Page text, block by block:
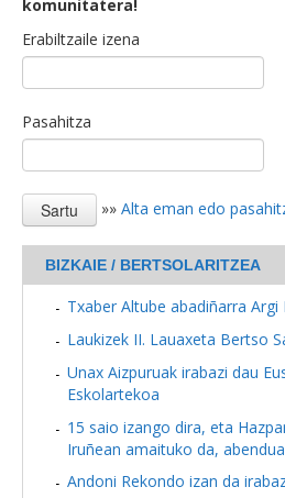
komunitatera!
Erabiltzaile izena
Pasahitza
»» Alta eman edo
BIZKAIE / BERTSOLARITZEA
Txaber Altube abadiñarra
Laukizek II. Lauaxeta Bertso
Unax Aizpuruak irabazi dau
Eskolartekoa
15 saio izango dira, eta
Iruñean amaituko da,
Andoni Rekondo izan da